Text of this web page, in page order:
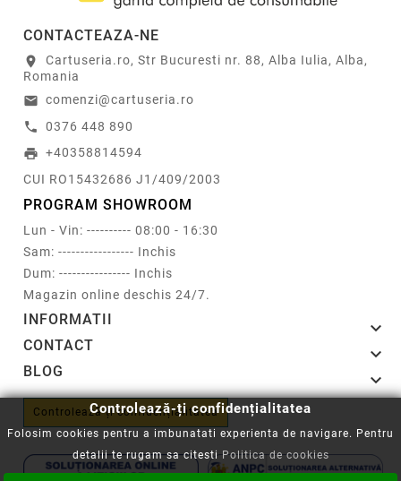
CONTACTEAZA-NE
location_on
Cartuseria.ro, Str Bucuresti nr. 88, Alba Iulia, Alba,
Romania
email comenzi@cartuseria.ro
call 0376 448 890
print +40358814594
CUI RO15432686 J1/409/2003
PROGRAM SHOWROOM
Lun - Vin: ---------- 08:00 - 16:30
Sam: ----------------- Inchis
Dum: ---------------- Inchis
Magazin online deschis 24/7.
INFORMATII 
CONTACT 
BLOG 
Controlează-ți confidențialitatea
Controlează-ți confidențialitatea
Folosim cookies pentru a imbunatati experienta de navigare. Pentru
detalii te rugam sa citestiPolitica de cookies